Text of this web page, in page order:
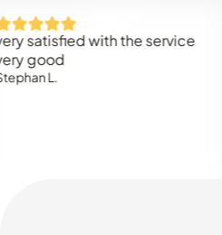
with the service